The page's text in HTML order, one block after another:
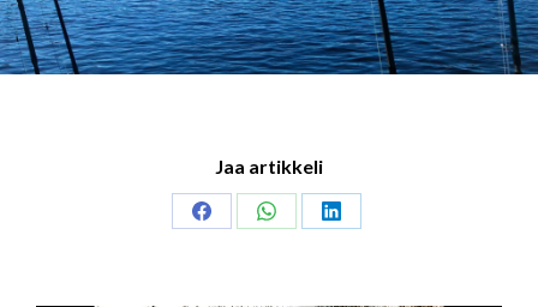
Jaa artikkeli
Share
Share
Share